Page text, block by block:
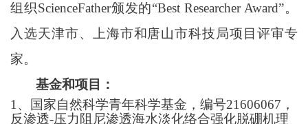
组织ScienceFather颁发的“Best Researcher Award”。
入选天津市、上海市和唐山市科技局项目评审专
家。
基金和项目：
1、国家自然科学青年科学基金，编号21606067，
反渗透-压力阻尼渗透海水淡化络合强化脱硼机理